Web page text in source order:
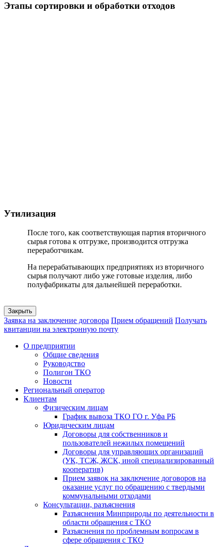
Этапы сортировки и обработки отходов
Утилизация
После того, как соответствующая партия вторичного
сырья готова к отгрузке, производится отгрузка
переработчикам.
На перерабатывающих предприятиях из вторичного
сырья получают либо уже готовые изделия, либо
полуфабрикаты для дальнейшей переработки.
Закрыть
Заявка на заключение договора Прием обращений Получать
квитанции на электронную почту
О предприятии
Общие сведения
Руководство
Полигон ТКО
Новости
Региональный оператор
Клиентам
Физическим лицам
График вывоза ТКО ГО г. Уфа РБ
Юридическим лицам
Договоры для собственников и
пользователей нежилых помещений
Договоры для управляющих организаций
(УК, ТСЖ, ЖСК, иной специализированный
кооператив)
Прием заявок на заключение договоров на
оказание услуг по обращению с твердыми
коммунальными отходами
Консультации, разъяснения
Разъяснения Минприроды по деятельности в
области обращения с ТКО
Разъяснения по проблемным вопросам в
сфере обращения с ТКО